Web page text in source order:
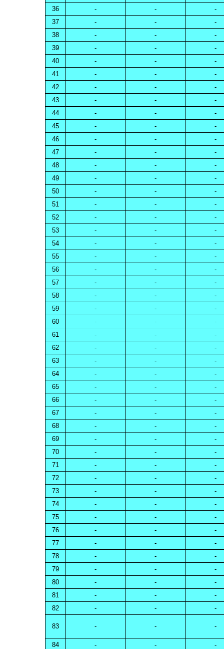
36 - -
-
37
- -
-
38
- -
-
39
- -
-
40
- -
-
41
- -
-
42
- -
-
43
- -
-
44
- -
-
45
- -
-
46
- -
-
47
- -
-
48
- -
-
49
- -
-
50
- -
-
51
- -
-
52
- -
-
53
- -
-
54
- -
-
55
- -
-
56
- -
-
57
- -
-
58
- -
-
59
- -
-
60
- -
-
61
- -
-
62
- -
-
63
- -
-
64
- -
-
65
- -
-
66
- -
-
67
- -
-
68
- -
-
69
- -
-
70
- -
-
71
- -
-
72
- -
-
73
- -
-
74
- -
-
75
- -
-
76
- -
-
77
- -
-
78
- -
-
79
- -
-
80
- -
-
81
- -
-
82
- - -
83 - - -
84 - - -